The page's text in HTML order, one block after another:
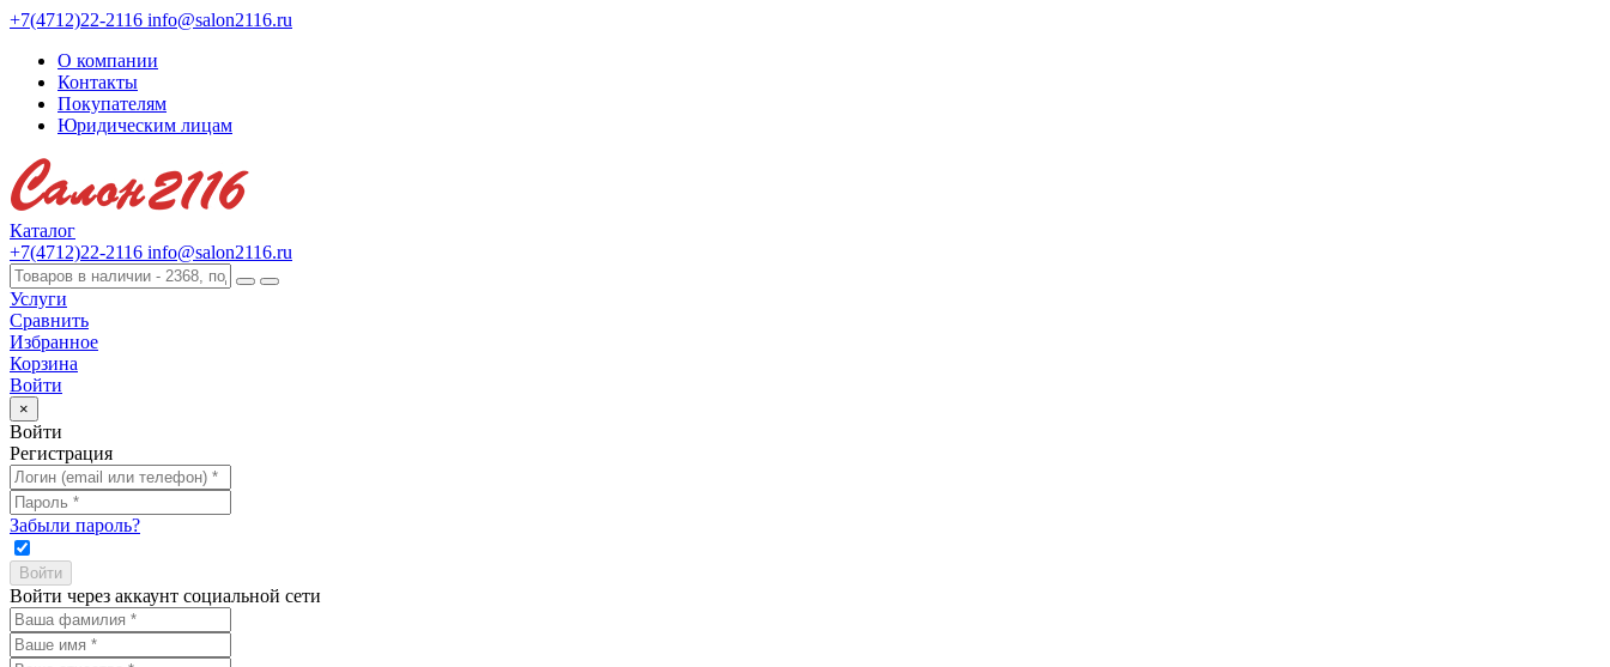
+7(4712)22-2116 info@salon2116.ru
О компании
Контакты
Покупателям
Юридическим лицам
Каталог
+7(4712)22-2116 info@salon2116.ru
Услуги
Сравнить
Избранное
Корзина
Войти
×
Войти
Регистрация
Забыли пароль?
Войти через аккаунт социальной сети